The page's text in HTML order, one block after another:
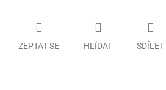
ZEPTAT SE HLÍDAT SDÍLET